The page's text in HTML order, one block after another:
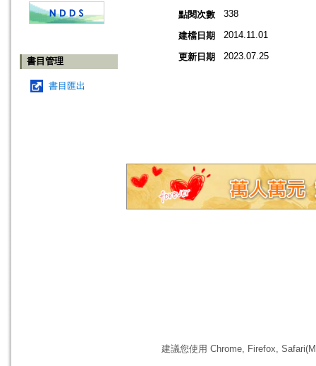
書目管理
書目匯出
點閱次數
338
建檔日期 2014.11.01
更新日期 2023.07.25
建議您使用 Chrome, Firefox,